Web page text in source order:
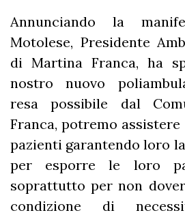
Annunciando la
Motolese, Presidente
di Martina Franca, ha
nostro nuovo
resa possibile dal
Franca, potremo
pazienti garantendo loro
per esporre le loro
soprattutto per non
condizione di